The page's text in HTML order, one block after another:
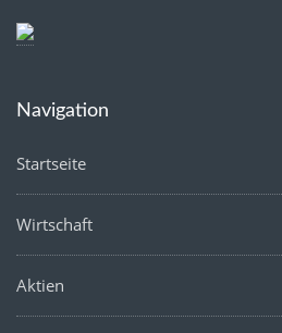
Navigation
Startseite
Wirtschaft
Aktien